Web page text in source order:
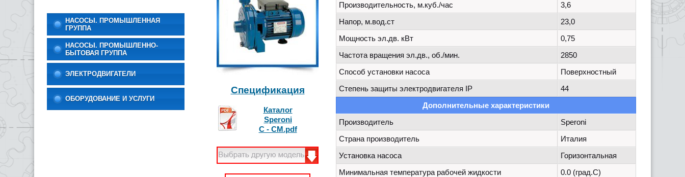
НАСОСЫ. ПРОМЫШЛЕННАЯ
ГРУППА
НАСОСЫ. ПРОМЫШЛЕННО-
БЫТОВАЯ ГРУППА
ЭЛЕКТРОДВИГАТЕЛИ
ОБОРУДОВАНИЕ И УСЛУГИ
Спецификация
Каталог
Speroni
C - CM.pdf
Производительность, м.куб./час
3,6
Напор, м.вод.ст
23,0
Мощность эл.дв. кВт
0,75
Частота вращения эл.дв., об./мин.
2850
Способ установки насоса
Поверхностный
Степень защиты электродвигателя IP
44
Дополнительные характеристики
Производитель
Speroni
Страна производитель
Италия
Установка насоса
Горизонтальная
Минимальная температура рабочей жидкости
0.0 (град.C)